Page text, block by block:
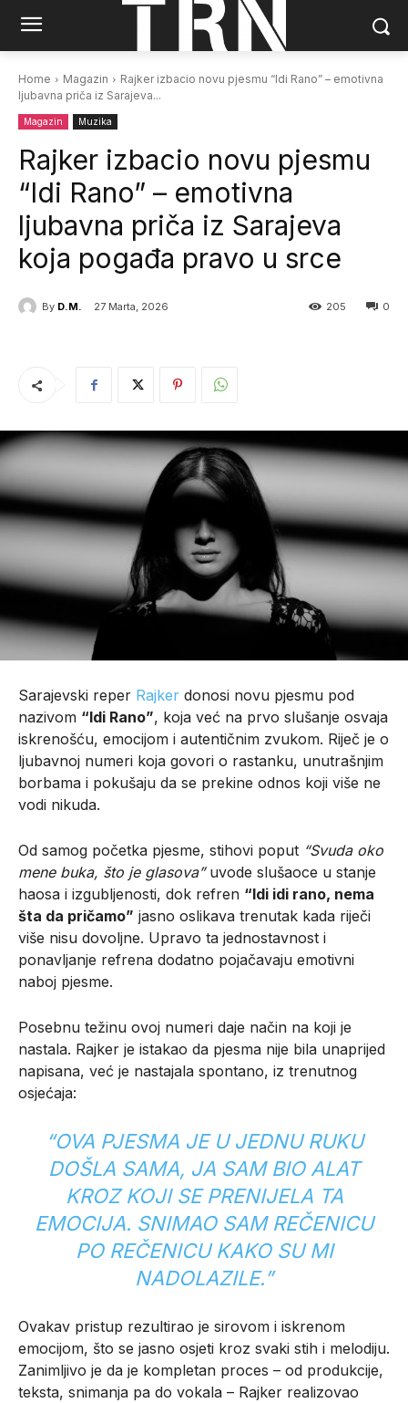
Home Magazin
Rajker izbacio novu pjesmu “Idi Rano” – emotivna
ljubavna priča iz Sarajeva...
Magazin Muzika
Rajker izbacio novu pjesmu
“Idi Rano” – emotivna
ljubavna priča iz Sarajeva
koja pogađa pravo u srce
By D.M. 27 Marta, 2026 0
205
Sarajevski reper Rajker donosi novu pjesmu pod
nazivom “Idi Rano”, koja već na prvo slušanje osvaja
iskrenošću, emocijom i autentičnim zvukom. Riječ je o
ljubavnoj numeri koja govori o rastanku, unutrašnjim
borbama i pokušaju da se prekine odnos koji više ne
vodi nikuda.
Od samog početka pjesme, stihovi poput “Svuda oko
mene buka, što je glasova”uvode slušaoce u stanje
haosa i izgubljenosti, dok refren “Idi idi rano, nema
šta da pričamo” jasno oslikava trenutak kada riječi
više nisu dovoljne. Upravo ta jednostavnost i
ponavljanje refrena dodatno pojačavaju emotivni
naboj pjesme.
Posebnu težinu ovoj numeri daje način na koji je
nastala. Rajker je istakao da pjesma nije bila unaprijed
napisana, već je nastajala spontano, iz trenutnog
osjećaja:
“OVA PJESMA JE U JEDNU RUKU
DOŠLA SAMA, JA SAM BIO ALAT
KROZ KOJI SE PRENIJELA TA
EMOCIJA. SNIMAO SAM REČENICU
PO REČENICU KAKO SU MI
NADOLAZILE.”
Ovakav pristup rezultirao je sirovom i iskrenom
emocijom, što se jasno osjeti kroz svaki stih i melodiju.
Zanimljivo je da je kompletan proces – od produkcije,
teksta, snimanja pa do vokala – Rajker realizovao